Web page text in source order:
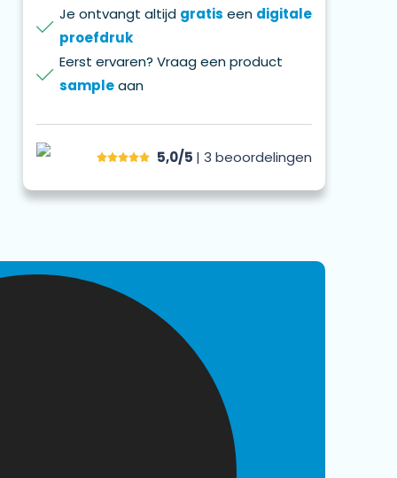
Je ontvangt altijd gratis een digitale
proefdruk
Eerst ervaren? Vraag een product
sampleaan
5,0/5 | 3 beoordelingen